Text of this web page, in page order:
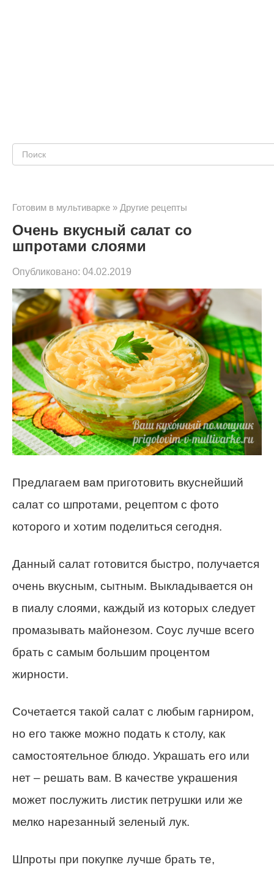
Поиск:
Готовим в мультиварке » Другие рецепты
Очень вкусный салат со
шпротами слоями
Опубликовано: 04.02.2019
Предлагаем вам приготовить вкуснейший
салат со шпротами, рецептом с фото
которого и хотим поделиться сегодня.
Данный салат готовится быстро, получается
очень вкусным, сытным. Выкладывается он
в пиалу слоями, каждый из которых следует
промазывать майонезом. Соус лучше всего
брать с самым большим процентом
жирности.
Сочетается такой салат с любым гарниром,
но его также можно подать к столу, как
самостоятельное блюдо. Украшать его или
нет – решать вам. В качестве украшения
может послужить листик петрушки или же
мелко нарезанный зеленый лук.
Шпроты при покупке лучше брать те,